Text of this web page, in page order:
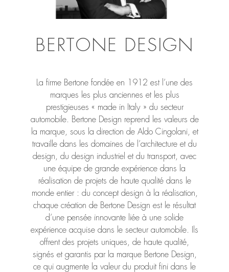
BERTONE DESIGN
La firme Bertone fondée en 1912 est l’une des
marques les plus anciennes et les plus
prestigieuses « made in Italy » du secteur
automobile. Bertone Design reprend les valeurs de
la marque, sous la direction de Aldo Cingolani, et
travaille dans les domaines de l’architecture et du
design, du design industriel et du transport, avec
une équipe de grande expérience dans la
réalisation de projets de haute qualité dans le
monde entier : du concept design à la réalisation,
chaque création de Bertone Design est le résultat
d’une pensée innovante liée à une solide
expérience acquise dans le secteur automobile. Ils
offrent des projets uniques, de haute qualité,
signés et garantis par la marque Bertone Design,
ce qui augmente la valeur du produit fini dans le